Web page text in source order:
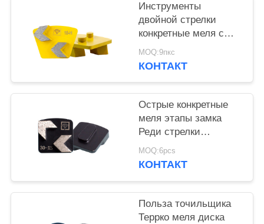
Инструменты
двойной стрелки
конкретные меля с
НАПРИМЕР Пин
приготовления уроков
MOQ:9пкс
КОНТАКТ
Острые конкретные
меля этапы замка
Реди стрелки
инструментов для
точильщика
MOQ:6pcs
КОНТАКТ
Польза точильщика
Террко меля диска